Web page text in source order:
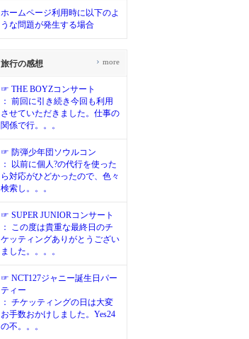
ホームページ利用時に以下のよ
うな問題が発生する場合
旅行の感想
☞ THE BOYZコンサート
： 前回に引き続き今回も利用
させていただきました。仕事の
関係で行。。。
☞ 防弾少年団ソウルコン
： 以前に個人?の代行を使った
ら対応がひどかったので、色々
検索し。。。
☞ SUPER JUNIORコンサート
： この度は貴重な最終日のチ
ケッティングありがとうござい
ました。。。。
☞ NCT127ジャニー誕生日パー
ティー
： チケッティングの日は大変
お手数おかけしました。Yes24
の不。。。
› more